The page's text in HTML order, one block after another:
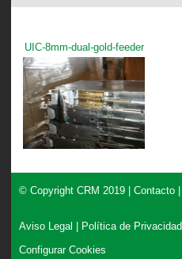
UIC-8mm-dual-gold-feeder
© Copyright CRM 2019 | Contacto
Aviso Legal Política de Privacidad
Configurar Cookies